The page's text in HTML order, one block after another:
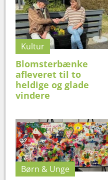
Kultur
Blomsterbænke
afleveret til to
heldige og glade
vindere
Børn & Unge